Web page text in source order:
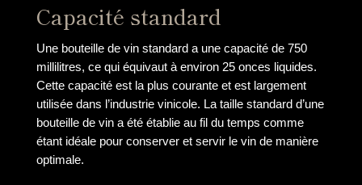
Capacité standard
Une bouteille de vin standard a une capacité de 750
millilitres, ce qui équivaut à environ 25 onces liquides.
Cette capacité est la plus courante et est largement
utilisée dans l’industrie vinicole. La taille standard d’une
bouteille de vin a été établie au fil du temps comme
étant idéale pour conserver et servir le vin de manière
optimale.